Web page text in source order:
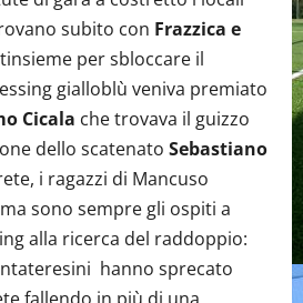
subito con Frazzica e
per sbloccare il
gialloblù veniva premiato
Cicala che trovava il guizzo
dello scatenato Sebastiano
i ragazzi di Mancuso
sono sempre gli ospiti a
alla ricerca del raddoppio:
hanno sprecato